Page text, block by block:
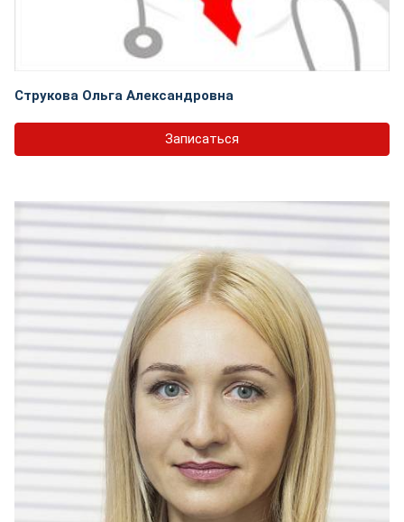
Струкова Ольга Александровна
Записаться